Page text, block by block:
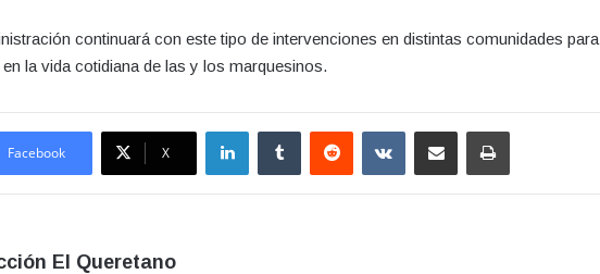
continuará con este tipo de intervenciones en distintas comunidades para
la vida cotidiana de las y los marquesinos.
Facebook X
LinkedInTumblr Reddit VKontakteCompartir por correo electrónicoImprimir
El Queretano